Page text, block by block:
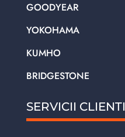
GOODYEAR
YOKOHAMA
KUMHO
BRIDGESTONE
SERVICII CLIENTI